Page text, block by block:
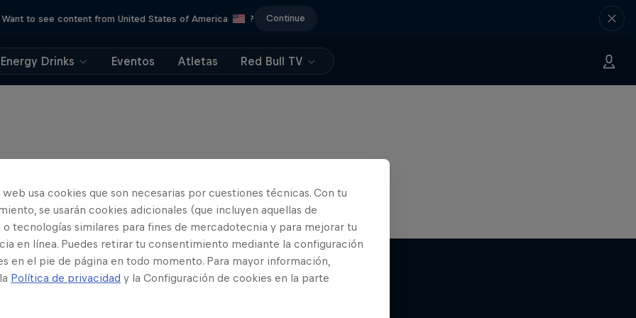
Want to see content from United States of America ? Continue
Energy Drinks Eventos Atletas Red Bull TV
usa cookies que son necesarias por cuestiones técnicas. Con tu
se usarán cookies adicionales (que incluyen aquellas de
tecnologías similares para fines de mercadotecnia y para mejorar tu
en línea. Puedes retirar tu consentimiento mediante la configuración
en el pie de página en todo momento. Para mayor información,
Política de privacidad y la Configuración de cookies en la parte